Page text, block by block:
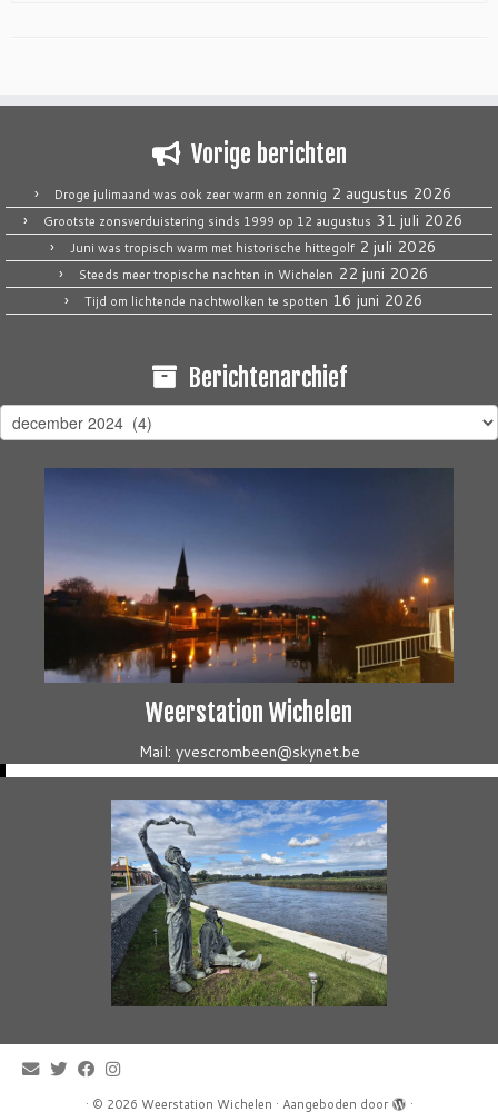
Vorige berichten
Droge julimaand was ook zeer warm en zonnig 2 augustus 2026
Grootste zonsverduistering sinds 1999 op 12 augustus 31 juli 2026
Juni was tropisch warm met historische hittegolf 2 juli 2026
Steeds meer tropische nachten in Wichelen 22 juni 2026
Tijd om lichtende nachtwolken te spotten 16 juni 2026
Berichtenarchief
Berichtenarchief
Weerstation Wichelen
Mail: yvescrombeen@skynet.be
· © 2026 Weerstation Wichelen · Aangeboden door ·